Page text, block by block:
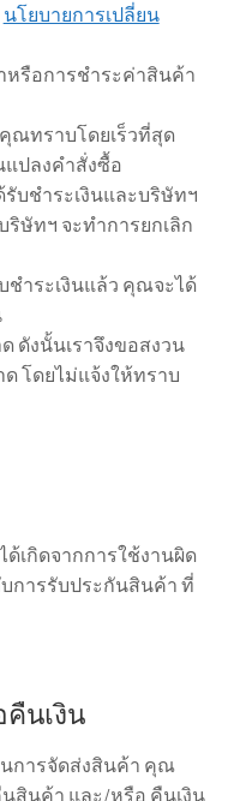
นโยบายการเปลี่ยน
รือการชำระค่าสินค้า
ณทราบโดยเร็วที่สุด
แปลงคำสั่งซื้อ
บชำระเงินและบริษัทฯ
ษัทฯ จะทำการยกเลิก
ำระเงินแล้ว คุณจะได้
ดังนั้นเราจึงขอสงวน
โดยไม่แจ้งให้ทราบ
เกิดจากการใช้งานผิด
การรับประกันสินค้า ที่
นเงิน
การจัดส่งสินค้า คุณ
สินค้า และ/หรือ คืนเงิน